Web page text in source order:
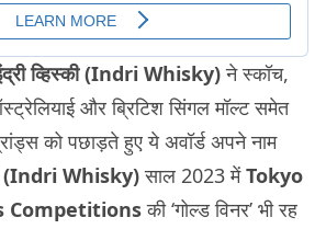
व्हिस्की (Indri Whisky)ने स्कॉच,
और ब्रिटिश सिंगल मॉल्ट समेत
को पछाड़ते हुए ये अवॉर्ड अपने नाम
(Indri Whisky)साल 2023 मेंTokyo
Competitionsकी ‘गोल्ड विनर’ भी रह